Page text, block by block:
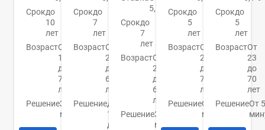
Срокдо
10
лет
ВозрастОт
19
до
75
лет
РешениеЗа 15
минут
Срокдо
7
лет
ВозрастОт
22
до
65
лет
РешениеДо
1
дня
5,5%
Срокдо
7
лет
ВозрастОт
23
до
65
лет
РешениеЗа 5
минут
Срокдо
5
лет
ВозрастОт
20
до
70
лет
РешениеОт 15
минут
Срокдо
5
лет
ВозрастОт
23
до
70
лет
РешениеОт 5